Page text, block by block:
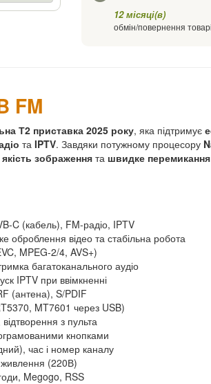
12 місяці(в)
обмін/повернення
FM
Т2 приставка 2025 року, яка підтримує
та IPTV. Завдяки потужному процесору
зображення та швидке перемикання
C (кабель), FM-радіо, IPTV
відео та стабільна робота
MPEG-2/4, AVS+)
багатоканального аудіо
IPTV при ввімкненні
(антена), S/PDIF
MT7601 через USB)
з пульта
кнопками
час і номер каналу
(220В)
Megogo, RSS